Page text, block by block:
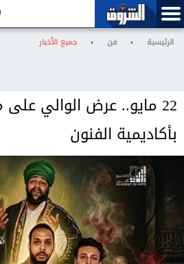
الرئيسية › فن › جميع الأخبار
22 مايو.. عرض الوالي
بأكاديمية الفنون